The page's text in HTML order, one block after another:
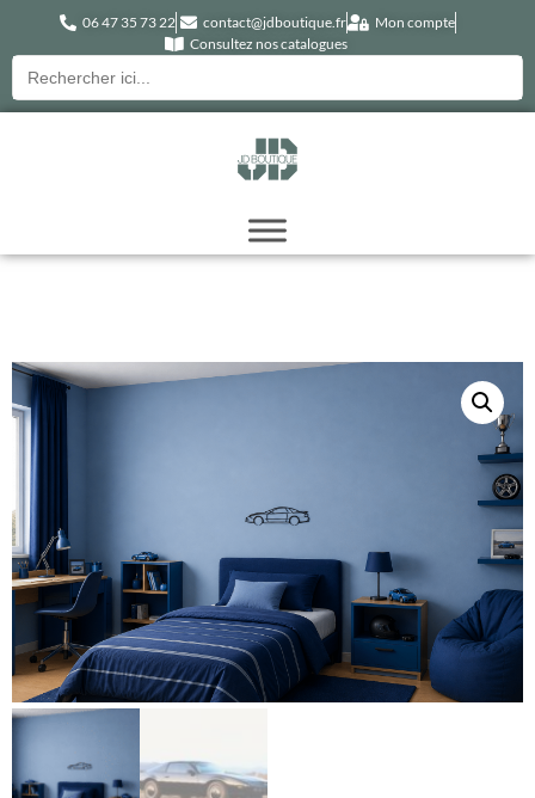
06 47 35 73 22 contact@jdboutique.fr
Mon compte
Consultez nos catalogues
Recherche
pour :